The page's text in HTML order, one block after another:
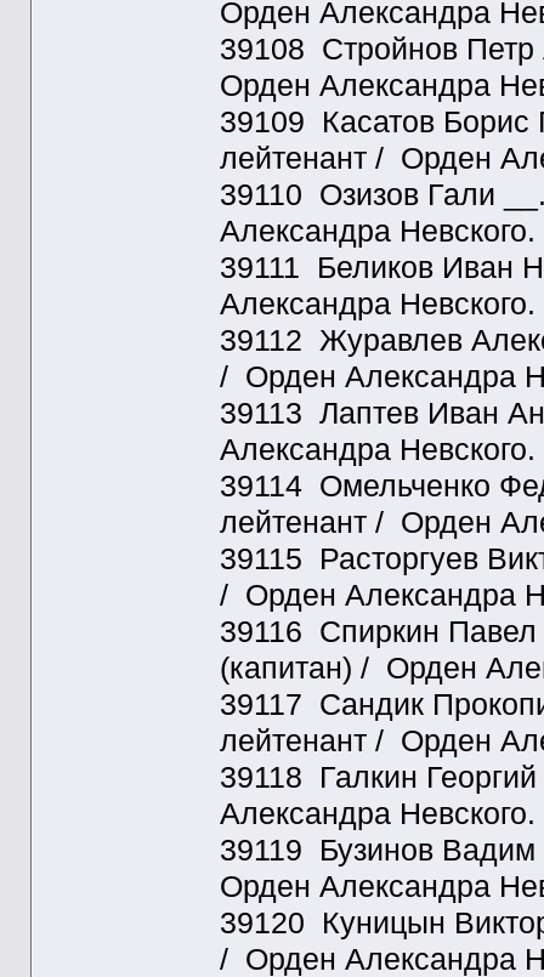
Орден Александра
39108 Стройнов
Орден Александра
39109 Касатов Борис
лейтенант / Орден
39110 Озизов Гали
Александра Невского.
39111 Беликов Иван
Александра Невского.
39112 Журавлев
/ Орден Александра
39113 Лаптев Иван
Александра Невского.
39114 Омельченко
лейтенант / Орден
39115 Расторгуев
/ Орден Александра
39116 Спиркин Павел
(капитан) / Орден
39117 Сандик
лейтенант / Орден
39118 Галкин
Александра Невского.
39119 Бузинов Вадим
Орден Александра
39120 Куницын
/ Орден Александра